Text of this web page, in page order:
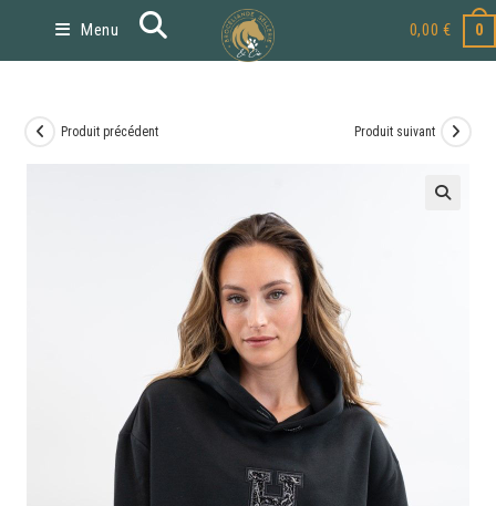
Menu 0,00 € 0
Produit précédent Produit suivant